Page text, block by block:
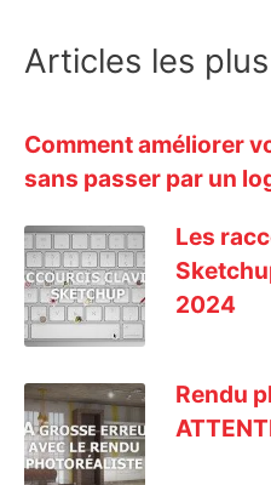
Articles les
Comment améliorer
sans passer par un
Les
2024
Rendu